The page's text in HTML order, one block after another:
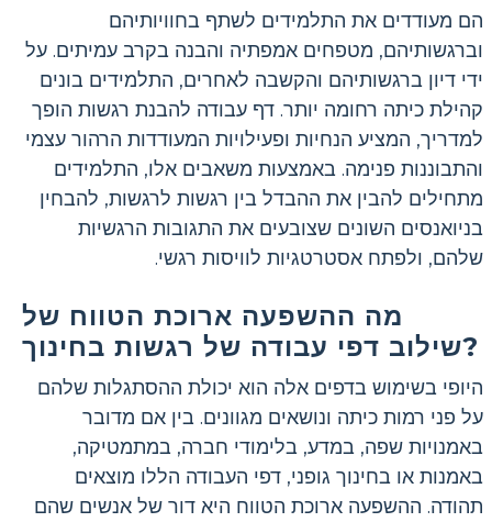
הם מעודדים את התלמידים לשתף בחוויותיהם
וברגשותיהם, מטפחים אמפתיה והבנה בקרב עמיתים. על
ידי דיון ברגשותיהם והקשבה לאחרים, התלמידים בונים
קהילת כיתה רחומה יותר. דף עבודה להבנת רגשות הופך
למדריך, המציע הנחיות ופעילויות המעודדות הרהור עצמי
והתבוננות פנימה. באמצעות משאבים אלו, התלמידים
מתחילים להבין את ההבדל בין רגשות לרגשות, להבחין
בניואנסים השונים שצובעים את התגובות הרגשיות
שלהם, ולפתח אסטרטגיות לוויסות רגשי.
מה ההשפעה ארוכת הטווח של
שילוב דפי עבודה של רגשות בחינוך?
היופי בשימוש בדפים אלה הוא יכולת ההסתגלות שלהם
על פני רמות כיתה ונושאים מגוונים. בין אם מדובר
באמנויות שפה, במדע, בלימודי חברה, במתמטיקה,
באמנות או בחינוך גופני, דפי העבודה הללו מוצאים
תהודה. ההשפעה ארוכת הטווח היא דור של אנשים שהם